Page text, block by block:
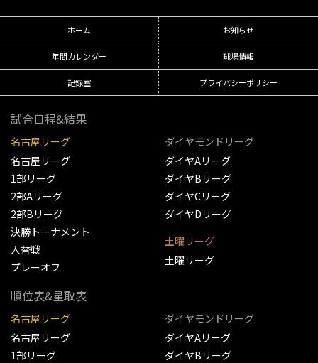
ホーム お知らせ
年間カレンダー 球場情報
記録室 プライバシーポリシー
試合日程&結果
名古屋リーグ
名古屋リーグ
1部リーグ
2部Aリーグ
2部Bリーグ
決勝トーナメント
入替戦
プレーオフ
ダイヤモンドリーグ
ダイヤAリーグ
ダイヤBリーグ
ダイヤCリーグ
ダイヤDリーグ
土曜リーグ
土曜リーグ
順位表&星取表
名古屋リーグ
名古屋リーグ
1部リーグ
ダイヤモンドリーグ
ダイヤAリーグ
ダイヤBリーグ